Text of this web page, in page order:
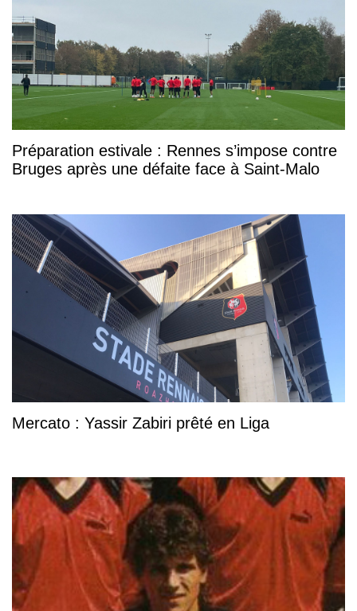
Préparation estivale : Rennes s’impose contre
Bruges après une défaite face à Saint-Malo
Mercato : Yassir Zabiri prêté en Liga